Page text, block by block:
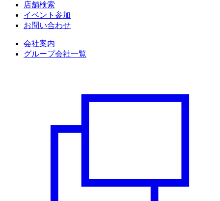
店舗検索
イベント参加
お問い合わせ
会社案内
グループ会社一覧